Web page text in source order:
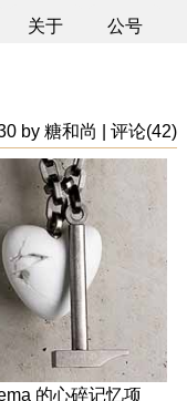
关于 公号
by 糖和尚 | 评论(42)
的心碎记忆项